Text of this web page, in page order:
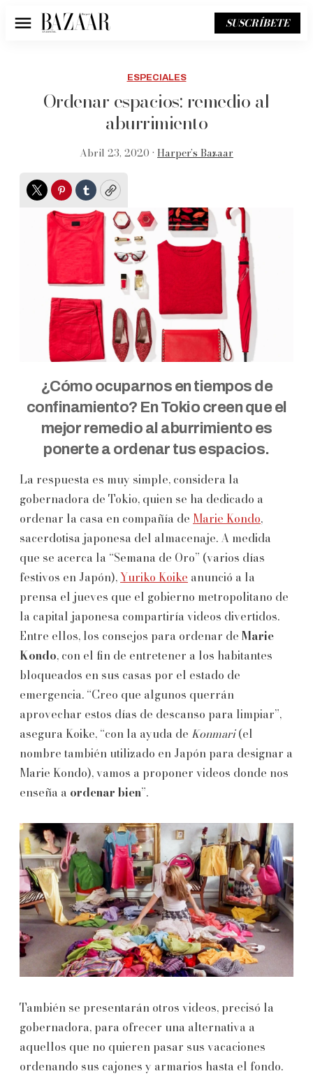
Menú SUSCRÍBETE
ESPECIALES
Ordenar espacios: remedio al
aburrimiento
Abril 23, 2020 • Harper’s Bazaar
TwitterPinterest
TumblrCopy
¿Cómo ocuparnos en tiempos de
confinamiento? En Tokio creen que el
mejor remedio al aburrimiento es
ponerte a ordenar tus espacios.
La respuesta es muy simple, considera la
gobernadora de Tokio, quien se ha dedicado a
ordenar la casa en compañía de Marie Kondo,
sacerdotisa japonesa del almacenaje. A medida
que se acerca la “Semana de Oro” (varios días
festivos en Japón),Yuriko Koike anunció a la
prensa el jueves que el gobierno metropolitano de
la capital japonesa compartiría videos divertidos.
Entre ellos, los consejos para ordenar de Marie
Kondo, con el fin de entretener a los habitantes
bloqueados en sus casas por el estado de
emergencia. “Creo que algunos querrán
aprovechar estos días de descanso para limpiar”,
asegura Koike, “con la ayuda de Konmari(el
nombre también utilizado en Japón para designar a
Marie Kondo), vamos a proponer videos donde nos
enseña a ordenar bien”.
También se presentarán otros videos, precisó la
gobernadora, para ofrecer una alternativa a
aquellos que no quieren pasar sus vacaciones
ordenando sus cajones y armarios hasta el fondo.